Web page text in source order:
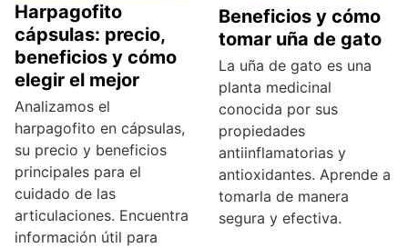
Harpagofito
cápsulas: precio,
beneficios y cómo
elegir el mejor
Analizamos el
harpagofito en cápsulas,
su precio y beneficios
principales para el
cuidado de las
articulaciones. Encuentra
información útil para
Beneficios y cómo
tomar uña de gato
La uña de gato es una
planta medicinal
conocida por sus
propiedades
antiinflamatorias y
antioxidantes. Aprende a
tomarla de manera
segura y efectiva.